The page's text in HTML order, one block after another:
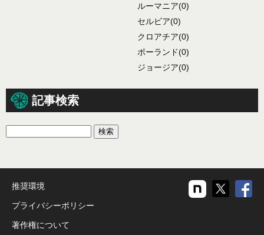
ルーマニア(0)
セルビア(0)
クロアチア(0)
ポーランド(0)
ジョージア(0)
記事検索
推奨環境
プライバシーポリシー
著作権について